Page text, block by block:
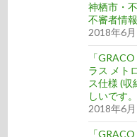
神栖市・
不審者情報
2018年6
「
ラス メト
ス仕様 (
しいです。
2018年6
「